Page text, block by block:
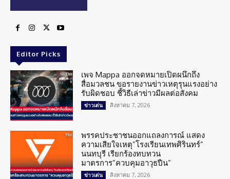
Editor Picks
เพจ Mappa ออกจดหมายเปิดผนึกถึง
สื่อมวลชน ขอรายงานข่าวเหตุรุนแรงอย่าง
รับผิดชอบ ชี้วิธีเล่าข่าวมีผลต่อสังคม
ข่าวเด่น สิงหาคม 7, 2026
พรรคประชาชนออกแถลงการณ์ แสดง
ความเสียใจเหตุ”โรงเรียนเทพศิรินทร์”
นนทบุรี เรียกร้องทบทวน
มาตรการ”ควบคุมอาวุธปืน”
ข่าวเด่น สิงหาคม 7, 2026